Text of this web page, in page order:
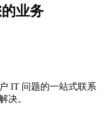
业务
IT 问题的一站式联系
决。